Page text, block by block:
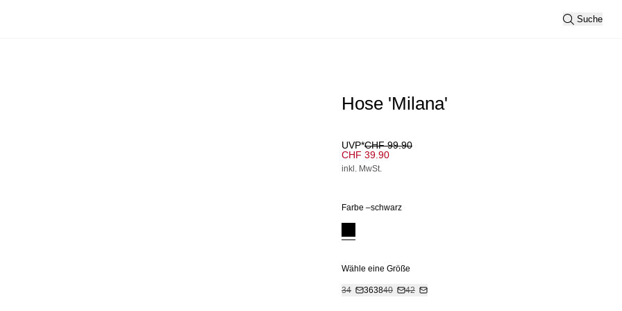
Suche
Hose 'Milana'
UVP*CHF 99.90
CHF 39.90
inkl. MwSt.
Farbe –schwarz
Wähle eine Größe
34 363840 42